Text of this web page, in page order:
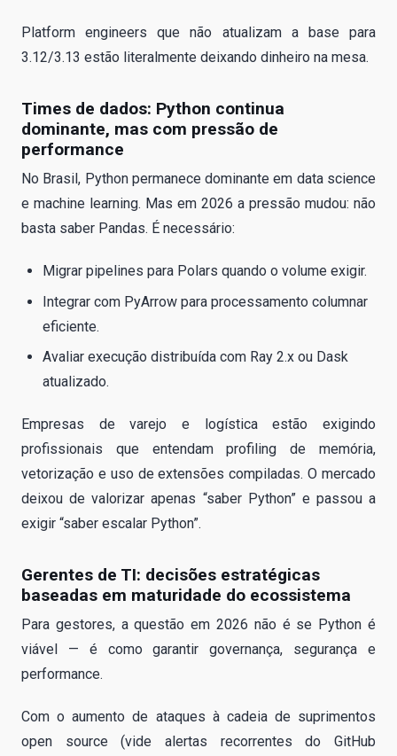
Platform engineers que não atualizam a base para
3.12/3.13 estão literalmente deixando dinheiro na mesa.
Times de dados: Python continua
dominante, mas com pressão de
performance
No Brasil, Python permanece dominante em data science
e machine learning. Mas em 2026 a pressão mudou: não
basta saber Pandas. É necessário:
Migrar pipelines para Polars quando o volume exigir.
Integrar com PyArrow para processamento columnar
eficiente.
Avaliar execução distribuída com Ray 2.x ou Dask
atualizado.
Empresas de varejo e logística estão exigindo
profissionais que entendam profiling de memória,
vetorização e uso de extensões compiladas. O mercado
deixou de valorizar apenas “saber Python” e passou a
exigir “saber escalar Python”.
Gerentes de TI: decisões estratégicas
baseadas em maturidade do ecossistema
Para gestores, a questão em 2026 não é se Python é
viável — é como garantir governança, segurança e
performance.
Com o aumento de ataques à cadeia de suprimentos
open source (vide alertas recorrentes do GitHub